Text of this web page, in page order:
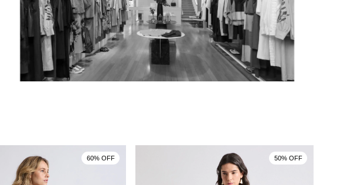
60% OFF 50% OFF